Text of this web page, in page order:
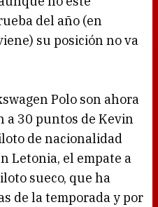
del año (en
su posición no va
Polo son ahora
a 30 puntos de Kevin
de nacionalidad
Letonia, el empate a
sueco, que ha
de la temporada y por